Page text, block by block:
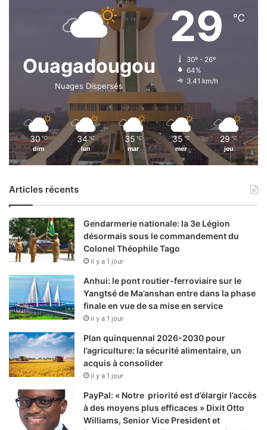
Ouagadougou
Nuages Dispersés
29 ℃
30º - 26º
64%
3.41 km/h
30 ℃
dim
34 ℃
lun
35 ℃
mar
35 ℃
mer
29 ℃
jeu
Articles récents
Gendarmerie nationale: la 3e Légion
désormais sous le commandement du
Colonel Théophile Tago
il y a 1 jour
Anhui: le pont routier-ferroviaire sur le
Yangtsé de Ma’anshan entre dans la phase
finale en vue de sa mise en service
il y a 1 jour
Plan quinquennal 2026-2030 pour
l’agriculture: la sécurité alimentaire, un
acquis à consolider
il y a 1 jour
PayPal: « Notre priorité est d’élargir l’accès
à des moyens plus efficaces » Dixit Otto
Williams, Senior Vice President et